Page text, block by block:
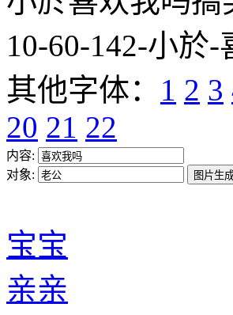
10-60-142-小於
其他字体： 1 2 3
20 21 22
内容:
对象:
宝宝
亲亲